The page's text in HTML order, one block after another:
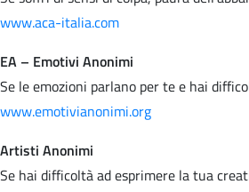
www.aca-italia.com
EA – Emotivi Anonimi
Se le emozioni parlano per te e hai
www.emotivianonimi.org
Artisti Anonimi
Se hai difficoltà ad esprimere la tua